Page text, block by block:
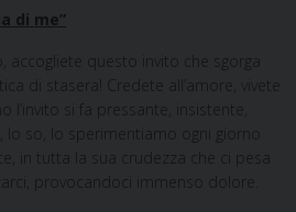
di me”
accogliete questo invito che sgorga
di stasera! Credete all’amore, vivete
l’invito si fa pressante, insistente,
so, lo sperimentiamo ogni giorno
in tutta la sua crudezza che ci pesa
provocandoci immenso dolore.